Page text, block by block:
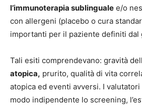
l’immunoterapia sublinguale e/o
con allergeni (placebo o cura
importanti per il paziente definiti dal
Tali esiti comprendevano: gravità
atopica, prurito, qualità di vita
atopica ed eventi avversi. I
modo indipendente lo screening,